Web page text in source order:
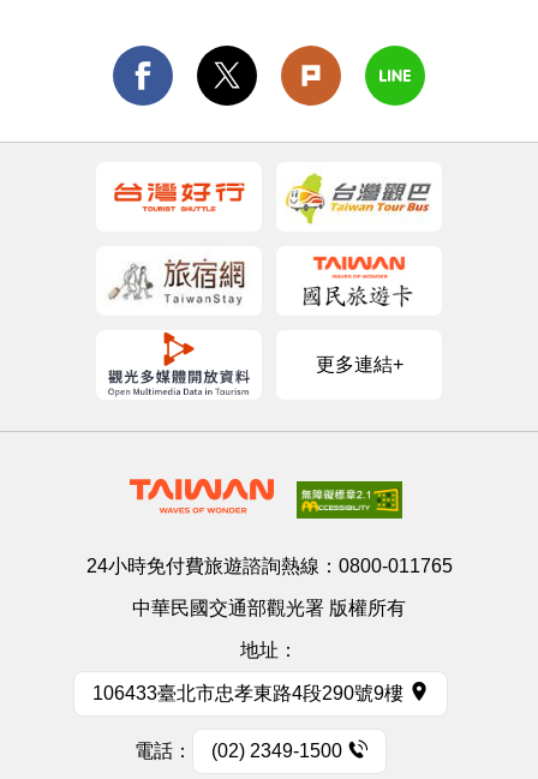
更多連結+
24小時免付費旅遊諮詢熱線： 0800-011765
中華民國交通部觀光署 版權所有
地址：
106433臺北市忠孝東路4段290號9樓
電話： (02) 2349-1500